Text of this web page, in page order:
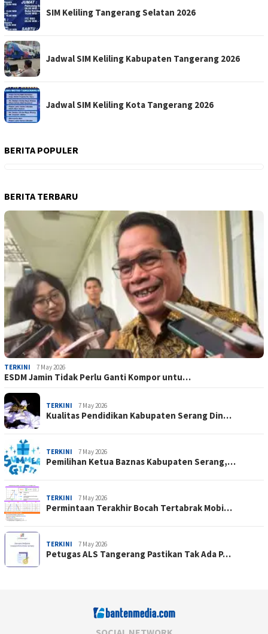
SIM Keliling Tangerang Selatan 2026
Jadwal SIM Keliling Kabupaten Tangerang 2026
Jadwal SIM Keliling Kota Tangerang 2026
BERITA POPULER
BERITA TERBARU
TERKINI 7 May 2026
ESDM Jamin Tidak Perlu Ganti Kompor untu…
TERKINI 7 May 2026
Kualitas Pendidikan Kabupaten Serang Din…
TERKINI 7 May 2026
Pemilihan Ketua Baznas Kabupaten Serang,…
TERKINI 7 May 2026
Permintaan Terakhir Bocah Tertabrak Mobi…
TERKINI 7 May 2026
Petugas ALS Tangerang Pastikan Tak Ada P…